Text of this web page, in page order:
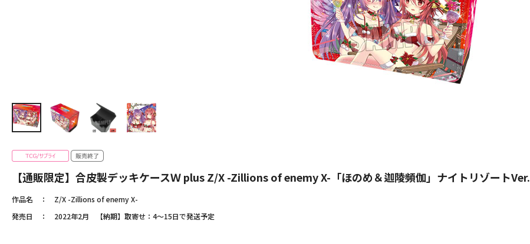
【通販限定】合皮製デッキケースＷ plus Z/X -Zillions of enemy X-「ほのめ＆迦陵頻伽」ナイトリゾートVer.
作品名
Z/X -Zillions of enemy X-
発売日
2022年2月 【納期】取寄せ：4～15日で発送予定